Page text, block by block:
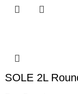
SOLE 2L